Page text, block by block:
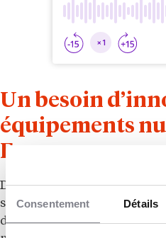
Consentement Détails
Un besoin
équipements
France
Dans le contexte actuel,
seconde ont déjà utilisé
devoirs, révélant un